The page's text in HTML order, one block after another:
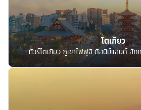
โตเกียว
ทัวร์โตเกียว ภูเขาไฟฟูจิ ดิสนีย์แลนด์ สักก